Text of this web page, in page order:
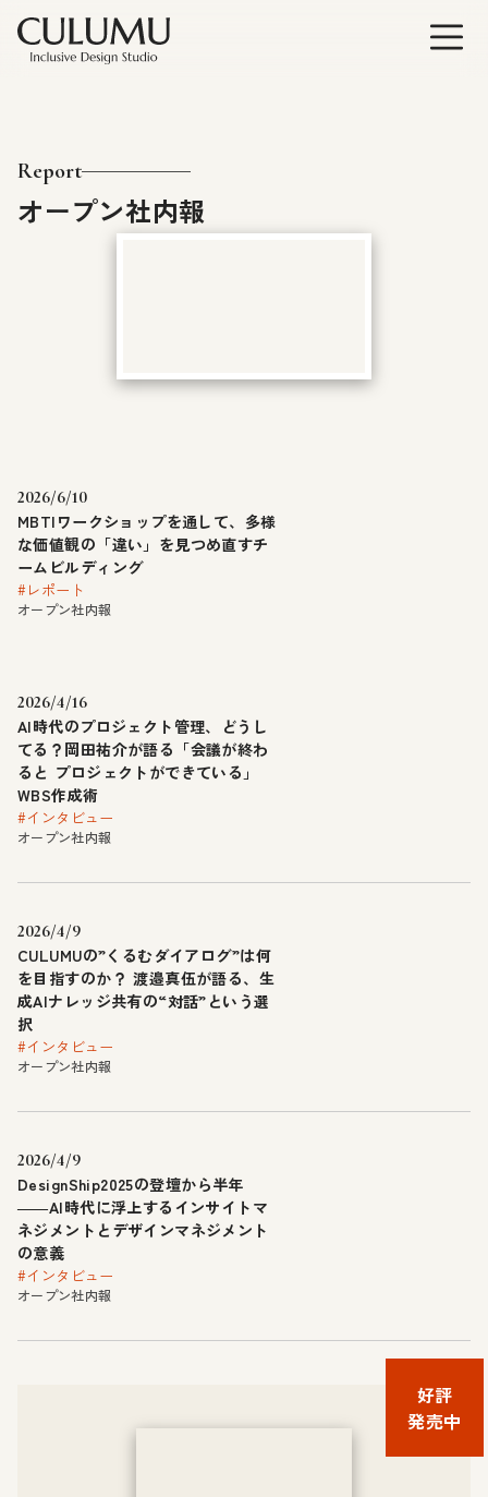
オープン社内報
Report
MBTIワークショップを通して、多様
な価値観の「違い」を見つめ直すチ
ームビルディング
2026/6/10
#レポート
オープン社内報
AI時代のプロジェクト管理、どうし
てる？岡田祐介が語る「会議が終わ
ると プロジェクトができている」
WBS作成術
2026/4/16
#インタビュー
オープン社内報
CULUMUの”くるむダイアログ”は何
を目指すのか？ 渡邉真伍が語る、生
成AIナレッジ共有の“対話”という選
択
2026/4/9
#インタビュー
オープン社内報
DesignShip2025の登壇から半年
――AI時代に浮上するインサイトマ
ネジメントとデザインマネジメント
の意義
2026/4/9
#インタビュー
オープン社内報
好評
発売中